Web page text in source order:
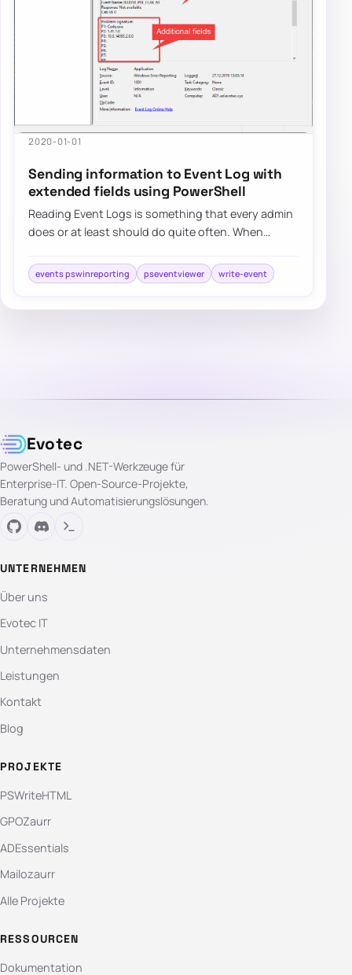
2020-01-01
Sending information to Event Log with
extended fields using PowerShell
Reading Event Logs is something that every admin
does or at least should do quite often. When
events pswinreporting pseventviewer write-event
Evotec
PowerShell- und .NET-Werkzeuge für
Enterprise-IT. Open-Source-Projekte,
Beratung und Automatisierungslösungen.
UNTERNEHMEN
Über uns
Evotec IT
Unternehmensdaten
Leistungen
Kontakt
Blog
PROJEKTE
PSWriteHTML
GPOZaurr
ADEssentials
Mailozaurr
Alle Projekte
RESSOURCEN
Dokumentation